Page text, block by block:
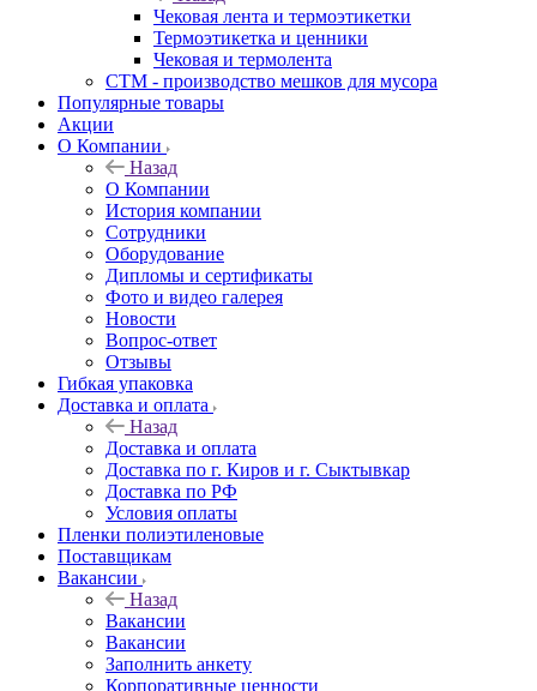
Чековая лента и термоэтикетки
Термоэтикетка и ценники
Чековая и термолента
СТМ - производство мешков для мусора
Популярные товары
Акции
О Компании
Назад
О Компании
История компании
Сотрудники
Оборудование
Дипломы и сертификаты
Фото и видео галерея
Новости
Вопрос-ответ
Отзывы
Гибкая упаковка
Доставка и оплата
Назад
Доставка и оплата
Доставка по г. Киров и г. Сыктывкар
Доставка по РФ
Условия оплаты
Пленки полиэтиленовые
Поставщикам
Вакансии
Назад
Вакансии
Вакансии
Заполнить анкету
Корпоративные ценности